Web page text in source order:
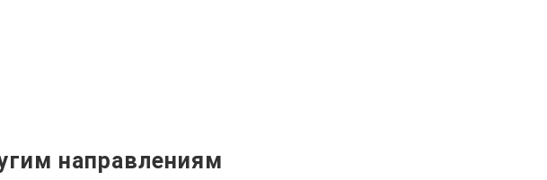
направлениям